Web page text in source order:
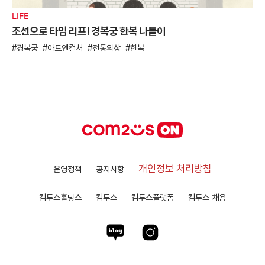
LIFE
조선으로 타임 리프! 경복궁 한복 나들이
경복궁 아트앤컬처 전통의상 한복
운영정책 공지사항 개인정보 처리방침
컴투스홀딩스 컴투스 컴투스플랫폼 컴투스 채용